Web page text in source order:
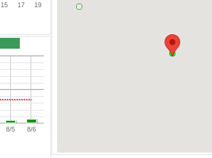
15 17 19
8/5 8/6